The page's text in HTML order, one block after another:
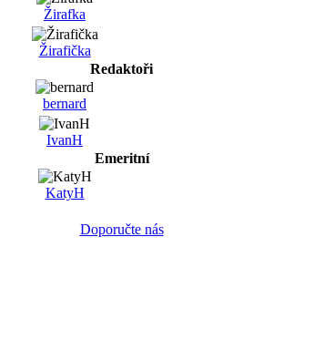
Žirafka
Žirafička
Redaktoři
bernard
IvanH
Emeritní
KatyH
Doporučte nás